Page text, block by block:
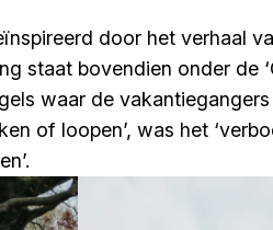
door het verhaal
staat bovendien onder de
waar de
of loopen’, was het